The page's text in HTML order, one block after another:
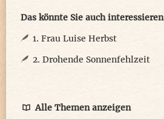
Das könnte Sie auch interessieren
1. Frau Luise Herbst
2. Drohende Sonnenfehlzeit
Alle Themen anzeigen